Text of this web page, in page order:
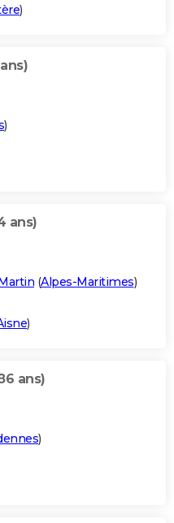
)
)
ans)
(Alpes-Maritimes)
)
ans)
)